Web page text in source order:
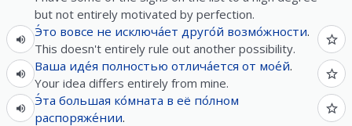
but not entirely motivated by perfection.
Э́то вовсе не исключа́ет друго́й возмо́жности.
This doesn't entirely rule out another possibility.
Ваша иде́я полностью отлича́ется от мое́й.
Your idea differs entirely from mine.
Э́та большая ко́мната в её по́лном
распоряже́нии.